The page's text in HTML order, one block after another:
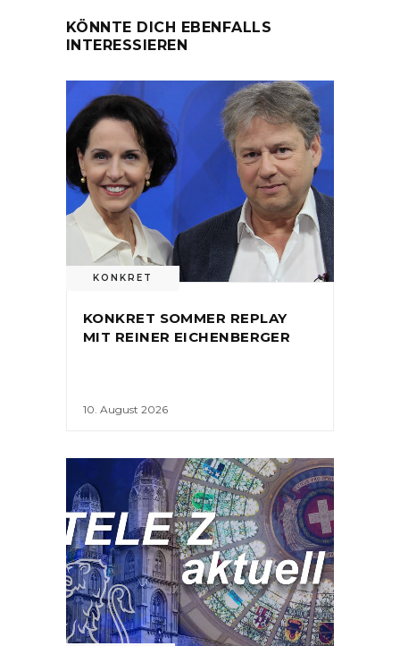
KÖNNTE DICH EBENFALLS
INTERESSIEREN
KONKRET
KONKRET SOMMER REPLAY
MIT REINER EICHENBERGER
10. August 2026